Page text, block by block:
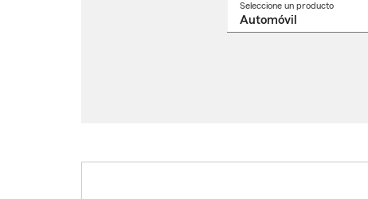
Seleccione un producto